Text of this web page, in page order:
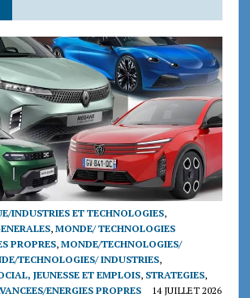
INDUSTRIES ET TECHNOLOGIES,
, MONDE/ TECHNOLOGIES
PROPRES, MONDE/TECHNOLOGIES/
TECHNOLOGIES/ INDUSTRIES,
JEUNESSE ET EMPLOIS, STRATEGIES,
ENERGIES PROPRES
14 JUILLET 2026